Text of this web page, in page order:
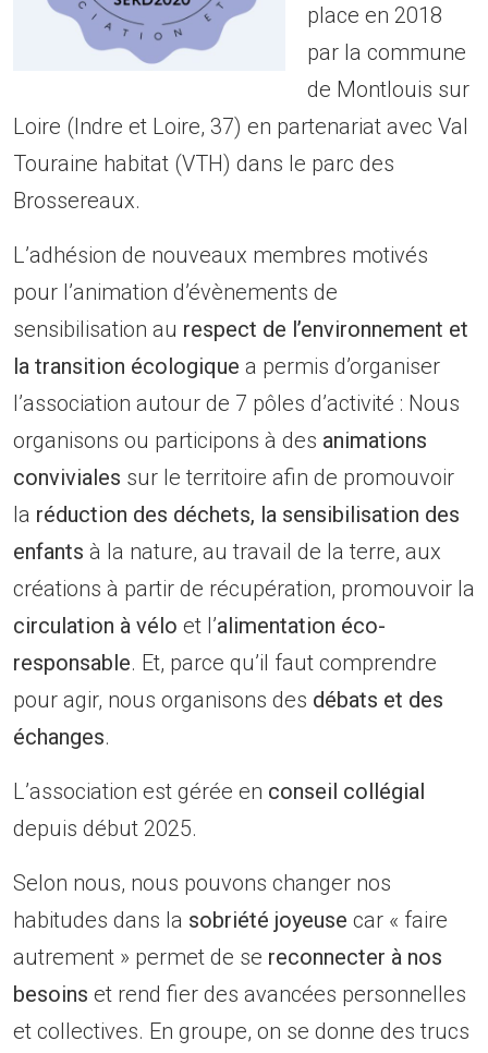
place en 2018
par la commune
de Montlouis sur
Loire (Indre et Loire, 37) en partenariat avec Val
Touraine habitat (VTH) dans le parc des
Brossereaux.
L’adhésion de nouveaux membres motivés
pour l’animation d’évènements de
sensibilisation au respect de l’environnement et
la transition écologique a permis d’organiser
l’association autour de 7 pôles d’activité : Nous
organisons ou participons à des animations
conviviales sur le territoire afin de promouvoir
la réduction des déchets, la sensibilisation des
enfants à la nature, au travail de la terre, aux
créations à partir de récupération, promouvoir la
circulation à vélo et l’alimentation éco-
responsable. Et, parce qu’il faut comprendre
pour agir, nous organisons des débats et des
échanges.
L’association est gérée en conseil collégial
depuis début 2025.
Selon nous, nous pouvons changer nos
habitudes dans la sobriété joyeuse car « faire
autrement » permet de se reconnecter à nos
besoins et rend fier des avancées personnelles
et collectives. En groupe, on se donne des trucs